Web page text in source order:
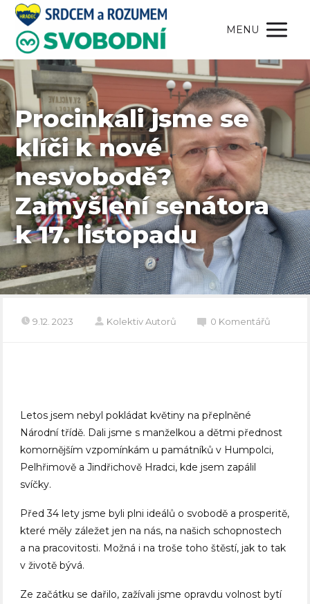
MENU
Procinkali jsme se
klíči k nové
nesvobodě?
Zamyšlení senátora
k 17. listopadu
9.12. 2023 Kolektiv Autorů 0 Komentářů
Letos jsem nebyl pokládat květiny na přeplněné
Národní třídě. Dali jsme s manželkou a dětmi přednost
komornějším vzpomínkám u památníků v Humpolci,
Pelhřimově a Jindřichově Hradci, kde jsem zapálil
svíčky.
Před 34 lety jsme byli plni ideálů o svobodě a prosperitě,
které měly záležet jen na nás, na našich schopnostech
a na pracovitosti. Možná i na troše toho štěstí, jak to tak
v životě bývá.
Ze začátku se dařilo, zažívali jsme opravdu volnost bytí